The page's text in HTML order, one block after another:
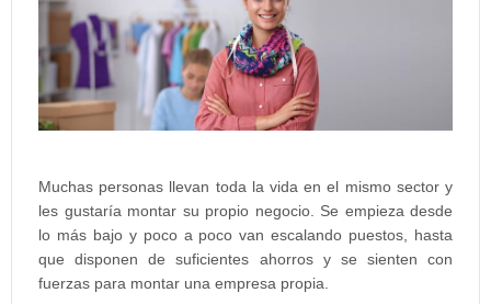
Muchas personas llevan toda la vida en el mismo sector y
les gustaría montar su propio negocio. Se empieza desde
lo más bajo y poco a poco van escalando puestos, hasta
que disponen de suficientes ahorros y se sienten con
fuerzas para montar una empresa propia.